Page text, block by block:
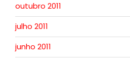
outubro 2011
julho 2011
junho 2011